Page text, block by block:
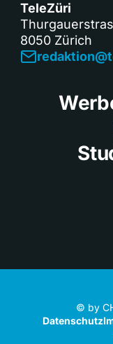
TeleZüri
8050 Zürich
© by
Datenschutz